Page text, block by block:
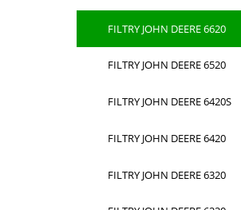
FILTRY JOHN DEERE 6620
FILTRY JOHN DEERE 6520
FILTRY JOHN DEERE 6420S
FILTRY JOHN DEERE 6420
FILTRY JOHN DEERE 6320